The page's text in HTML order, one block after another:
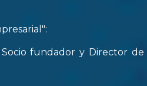
Socio fundador y Director de